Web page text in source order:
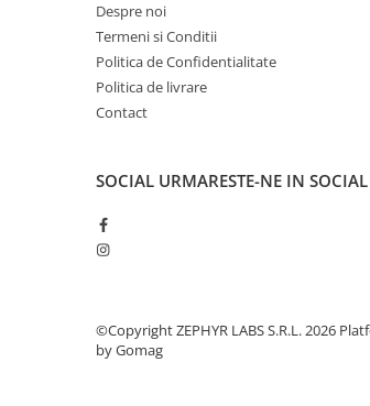
Despre noi
Termeni si Conditii
Politica de Confidentialitate
Politica de livrare
Contact
SOCIAL URMARESTE-NE IN
©Copyright ZEPHYR LABS S.R.L. 2026
by Gomag